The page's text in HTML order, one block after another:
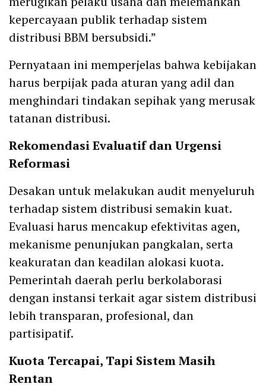
kepercayaan publik terhadap sistem
distribusi BBM bersubsidi.”
Pernyataan ini memperjelas bahwa kebijakan
harus berpijak pada aturan yang adil dan
menghindari tindakan sepihak yang merusak
tatanan distribusi.
Rekomendasi Evaluatif dan Urgensi
Reformasi
Desakan untuk melakukan audit menyeluruh
terhadap sistem distribusi semakin kuat.
Evaluasi harus mencakup efektivitas agen,
mekanisme penunjukan pangkalan, serta
keakuratan dan keadilan alokasi kuota.
Pemerintah daerah perlu berkolaborasi
dengan instansi terkait agar sistem distribusi
lebih transparan, profesional, dan
partisipatif.
Kuota Tercapai, Tapi Sistem Masih
Rentan